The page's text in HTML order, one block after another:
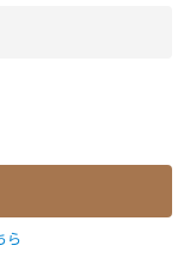
ら